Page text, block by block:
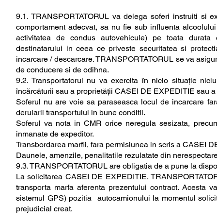
9.1. TRANSPORTATORUL va delega soferi instruiti si
comportament adecvat, sa nu fie sub influenta
activitatea de condus autovehicule) pe toata
destinatarului in ceea ce priveste securitatea si
incarcare / descarcare. TRANSPORTATORUL se va
de conducere si de odihna.
9.2. Transportatorul nu va exercita în nicio situație
încărcăturii sau a proprietății CASEI DE EXPEDITIE sau
Soferul nu are voie sa paraseasca locul de incarcare
derularii transportului in bune conditii.
Soferul va nota in CMR orice neregula sesizata,
inmanate de expeditor.
Transbordarea marfii, fara permisiunea in scris a CASEI
Daunele, amenzile, penalitatile rezulatate din
9.3. TRANSPORTATORUL are obligatia de a pune la
La solicitarea CASEI DE EXPEDITIE,
transporta marfa aferenta prezentului contract. Acesta
sistemul GPS) pozitia autocamionului la momentul
prejudicial creat.